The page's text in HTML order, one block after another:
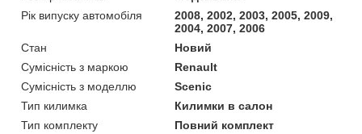
Рік випуску автомобіля
2008, 2002, 2003, 2005, 2009,
2004, 2007, 2006
Стан
Новий
Сумісність з маркою
Renault
Сумісність з моделлю
Scenic
Тип килимка
Килимки в салон
Тип комплекту
Повний комплект